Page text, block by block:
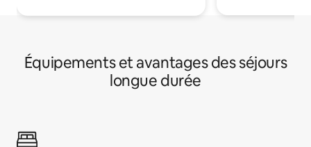
Équipements et avantages des séjours
longue durée